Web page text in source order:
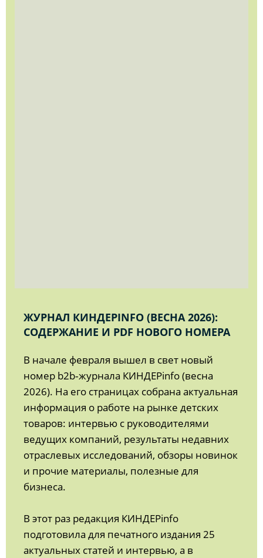
ЖУРНАЛ КИНДЕРINFO (ВЕСНА 2026):
СОДЕРЖАНИЕ И PDF НОВОГО НОМЕРА
В начале февраля вышел в свет новый
номер b2b‑журнала КИНДЕРinfo (весна
2026). На его страницах собрана актуальная
информация о работе на рынке детских
товаров: интервью с руководителями
ведущих компаний, результаты недавних
отраслевых исследований, обзоры новинок
и прочие материалы, полезные для
бизнеса.
В этот раз редакция КИНДЕРinfo
подготовила для печатного издания 25
актуальных статей и интервью, а в